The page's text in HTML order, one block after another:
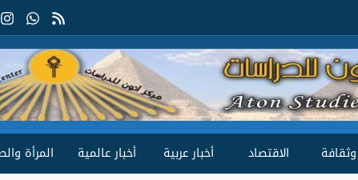
الاقتصاد أخبار عربية أخبار عالمية
المرأة